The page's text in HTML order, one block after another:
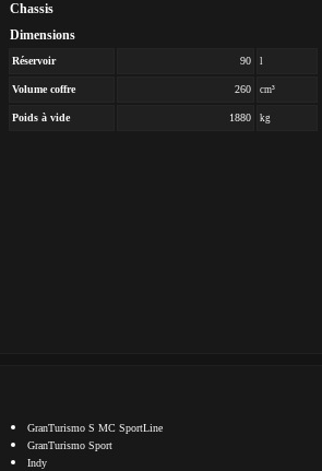
Chassis
Dimensions
Réservoir 90 l
Volume coffre 260 cm³
Poids à vide 1880 kg
GranTurismo S MC SportLine
GranTurismo Sport
Indy